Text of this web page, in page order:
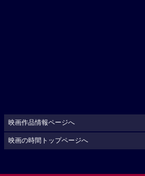
映画作品情報ページへ
映画の時間トップページへ